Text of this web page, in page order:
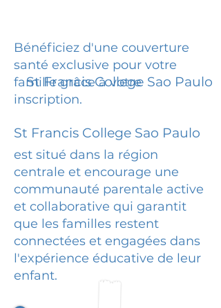
Bénéficiez d'une couverture
santé exclusive pour votre
famille grâce à votre
inscription.
St Francis College Sao Paulo
St Francis College Sao Paulo
est situé dans la région
centrale et encourage une
communauté parentale active
et collaborative qui garantit
que les familles restent
connectées et engagées dans
l'expérience éducative de leur
enfant.